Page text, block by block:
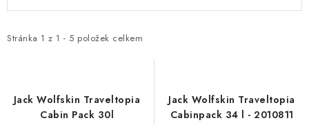
i
r
Stránka 1 z 1 - 5 položek celkem
e
pJack Wolfskin Traveltopia
Cabin Pack 30l
Jack Wolfskin Traveltopia
Cabinpack 34 l - 2010811